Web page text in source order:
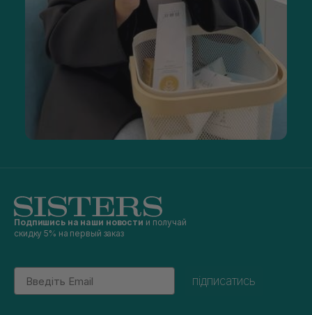
Подпишись на наши новости и получай
скидку 5% на первый заказ
Email
підписатись